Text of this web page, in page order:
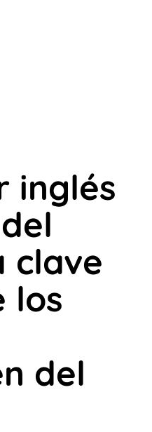
inglés
clave
los
del